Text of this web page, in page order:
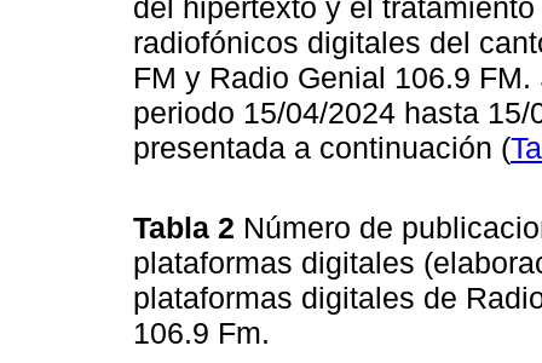
del hipertexto y el
radiofónicos digitales del
FM y Radio Genial 106.9
periodo 15/04/2024 hasta
presentada a continuación (
Tabla 2 Número de
plataformas digitales
plataformas digitales de
106.9 Fm.